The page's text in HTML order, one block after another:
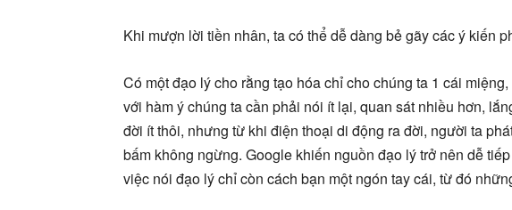
Khi mượn lời tiền nhân, ta có thể dễ dàng bẻ gãy các ý kiến
Có một đạo lý cho rằng tạo hóa chỉ cho chúng ta 1 cái
với hàm ý chúng ta cần phải nói ít lại, quan sát nhiều hơn,
đời ít thôi, nhưng từ khi điện thoại di động ra đời, người ta
bấm không ngừng. Google khiến nguồn đạo lý trở nên dễ
việc nói đạo lý chỉ còn cách bạn một ngón tay cái, từ đó